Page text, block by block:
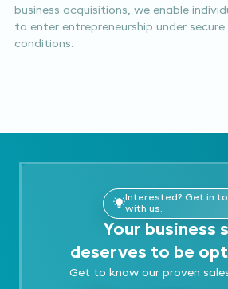
business acquisitions, we enable
to enter entrepreneurship under secure
conditions.
Interested? Get in
with us.
Your business
deserves to be
Get to know our proven